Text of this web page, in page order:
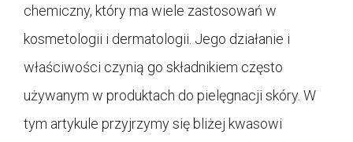
chemiczny, który ma wiele zastosowań w
kosmetologii i dermatologii. Jego działanie i
właściwości czynią go składnikiem często
używanym w produktach do pielęgnacji skóry. W
tym artykule przyjrzymy się bliżej kwasowi